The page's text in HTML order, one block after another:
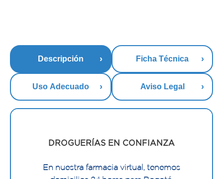
Descripción Ficha Técnica
Uso Adecuado Aviso Legal
DROGUERÍAS EN CONFIANZA
En nuestra farmacia virtual, tenemos